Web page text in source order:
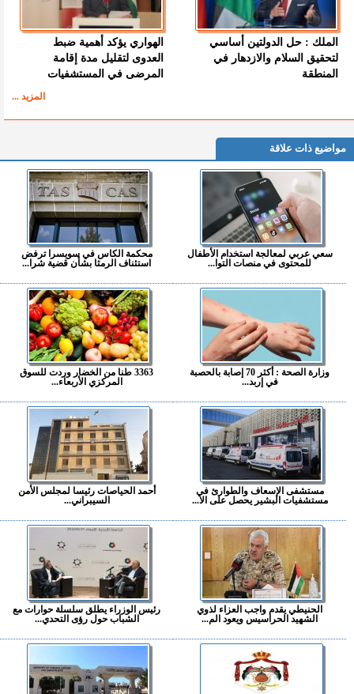
الملك : حل الدولتين أساسي
لتحقيق السلام والازدهار في
المنطقة
الهواري يؤكد أهمية ضبط
العدوى لتقليل مدة إقامة
المرضى في المستشفيات
المزيد ...
مواضيع ذات علاقة
سعي عربي لمعالجة استخدام الأطفال
للمحتوى في منصات التوا...
محكمة الكاس في سويسرا ترفض
استئناف الرمثا بشأن قضية شرا...
وزارة الصحة : أكثر 70 إصابة بالحصبة
في إربد...
3363 طنا من الخضار وردت للسوق
المركزي الأربعاء...
مستشفى الإسعاف والطوارئ في
مستشفيات البشير يحصل على الا...
أحمد الحياصات رئيسا لمجلس الأمن
السيبراني...
الحنيطي يقدم واجب العزاء لذوي
الشهيد الحراسيس ويعود الم...
رئيس الوزراء يطلق سلسلة حوارات مع
الشباب حول رؤى التحدي...